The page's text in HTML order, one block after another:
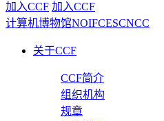
加入CCF 加入CCF
计算机博物馆NOIFCESCNCC
关于CCF
CCF简介
组织机构
规章